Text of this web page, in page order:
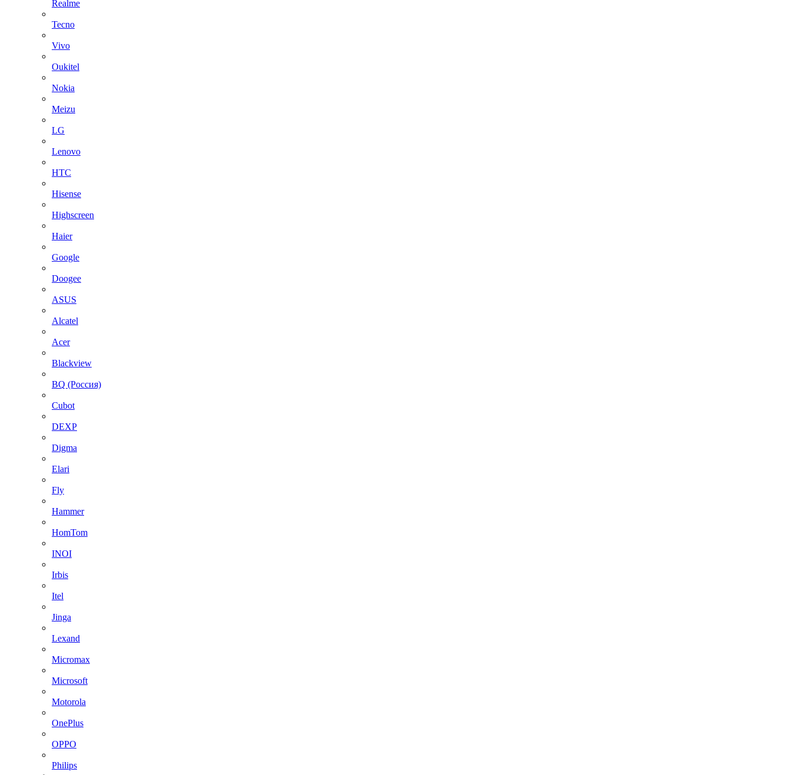
Realme
Tecno
Vivo
Oukitel
Nokia
Meizu
LG
Lenovo
HTC
Hisense
Highscreen
Haier
Google
Doogee
ASUS
Alcatel
Acer
Blackview
BQ (Россия)
Cubot
DEXP
Digma
Elari
Fly
Hammer
HomTom
INOI
Irbis
Itel
Jinga
Lexand
Micromax
Microsoft
Motorola
OnePlus
OPPO
Philips